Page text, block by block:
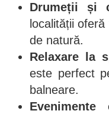
Drumeții și
localității
de natură.
Relaxare la
este perfect
balneare.